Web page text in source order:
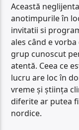
Această
anotimpurile în
invitatii si
ales când e
grup cunoscut
atentă. Ceea ce
lucru are loc în
vreme și știința
diferite ar putea
nordice.